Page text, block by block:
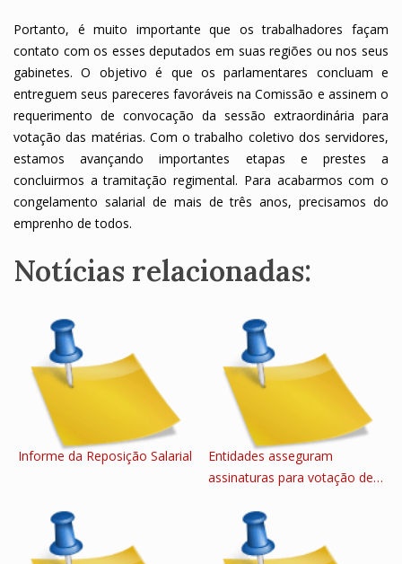
Portanto, é muito importante que os trabalhadores façam
contato com os esses deputados em suas regiões ou nos seus
gabinetes. O objetivo é que os parlamentares concluam e
entreguem seus pareceres favoráveis na Comissão e assinem o
requerimento de convocação da sessão extraordinária para
votação das matérias. Com o trabalho coletivo dos servidores,
estamos avançando importantes etapas e prestes a
concluirmos a tramitação regimental. Para acabarmos com o
congelamento salarial de mais de três anos, precisamos do
emprenho de todos.
Notícias relacionadas:
Informe da Reposição Salarial
Entidades asseguram
assinaturas para votação de…